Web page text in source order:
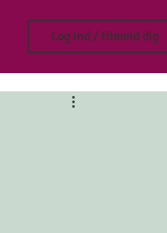
Log ind / tilmeld dig